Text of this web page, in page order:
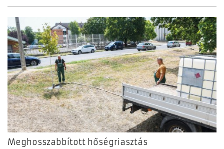
Meghosszabbított hőségriasztás